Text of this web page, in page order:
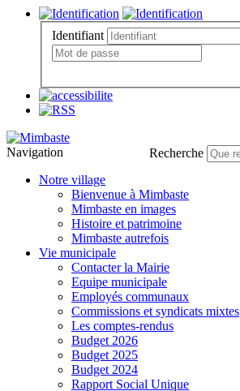
Identifiant
Recherche
Navigation
Notre village
Bienvenue à Mimbaste
Mimbaste en images
Histoire et patrimoine
Mimbaste autrefois
Vie municipale
Contacter la Mairie
Equipe municipale
Employés communaux
Commissions et syndicats mixtes
Les comptes-rendus
Budget 2026
Budget 2025
Budget 2024
Rapport Social Unique